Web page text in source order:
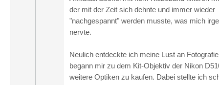
der mit der Zeit sich dehnte und immer wieder
"nachgespannt" werden musste, was mich
nervte.
Neulich entdeckte ich meine Lust an
begann mir zu dem Kit-Objektiv der Nikon
weitere Optiken zu kaufen. Dabei stellte ich